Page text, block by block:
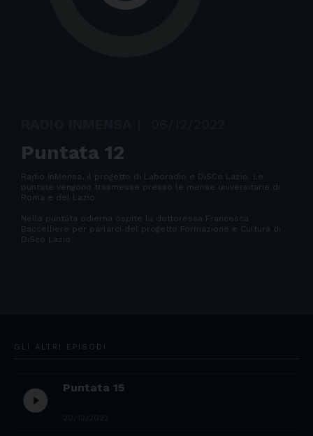
Puntata 12
Radio InMensa, il progetto di Laboradio e DiSCo Lazio. Le
puntate vengono trasmesse presso le mense universitarie di
Roma e del Lazio.
Nella puntata odierna ospite la dottoressa Francesca
Baccelliere per parlarci del progetto Formazione e Cultura di
DiSco Lazio
GLI ALTRI EPISODI
play_circle_filled Puntata 15